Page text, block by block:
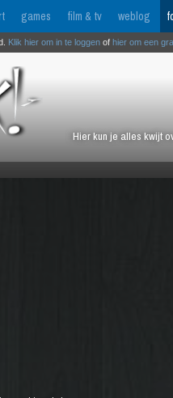
games film & tv weblog
Hier kun je alles kwijt
Klik hier om in te loggen of hier om een